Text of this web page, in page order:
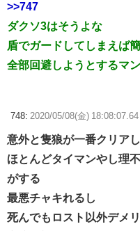
>>747
ダクソ3はそうよな
盾でガードしてしまえば
全部回避しようとするマ
748: 2020/05/08(金)
意外と隻狼が一番クリア
ほとんどタイマンやし理
がする
最悪チャキれるし
死んでもロスト以外デメ